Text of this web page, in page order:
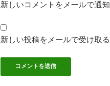
新しいコメントをメールで通知
新しい投稿をメールで受け取る